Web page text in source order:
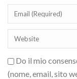
Do il mio
(nome, email, sito